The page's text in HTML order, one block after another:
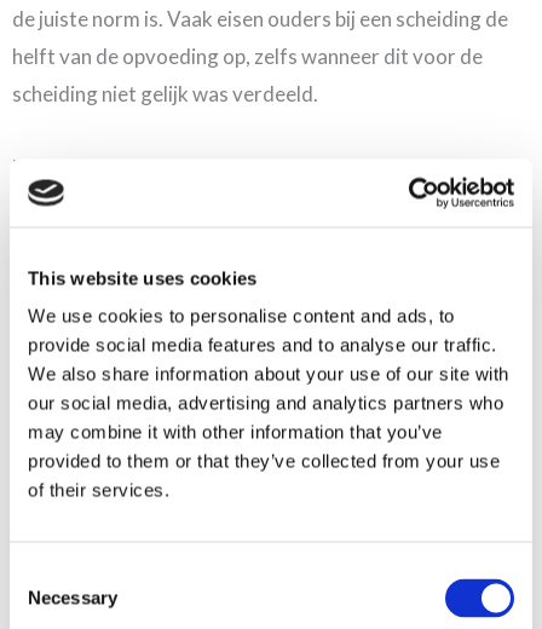
This website uses cookies
We use cookies to personalise content and ads, to
provide social media features and to analyse our traffic.
We also share information about your use of our site with
our social media, advertising and analytics partners who
may combine it with other information that you’ve
provided to them or that they’ve collected from your use
of their services.
Selection
Necessary
de juiste norm is. Vaak eisen ouders bij een scheiding de
helft van de opvoeding op, zelfs wanneer dit voor de
scheiding niet gelijk was verdeeld.
Minimaal één mediationgesprek
Dullaert wil met één verplicht mediationgesprek bereiken
eerste mediationsessie duidelijk dat de ouders er niet
uitkomen, dan worden er nog twee extra
mediationgesprekken gevoerd. Wordt er daarna nog
geen oplossing gevonden dan gaat men over op het Duits
model, waarbij er één regierechter wordt aangewezen.
Dit moet slepende juridische procedures voorkomen.
Ook moet er volgens Dullaert na een jaar geëvalueerd
daadwerkelijk worden nagekomen. Om te bekijken of
deze maatregelen financieel haalbaar zijn pleit Dullaert